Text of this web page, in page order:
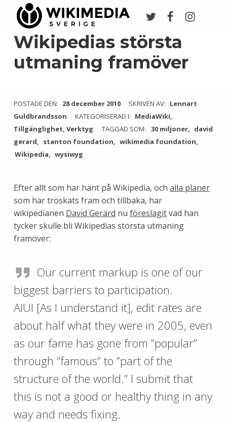
Wikipedias största
utmaning framöver
POSTADE DEN: 28 december 2010 SKRIVEN AV: Lennart
Guldbrandsson
KATEGORISERAD I: MediaWiki,
Tillgänglighet, Verktyg TAGGAD SOM: 30 miljoner
david
gerard
stanton foundation
wikimedia foundation
Wikipedia
wysiwyg
Efter allt som har hänt på Wikipedia, och alla planer
som har tröskats fram och tillbaka, har
wikipedianen David Gerard nu föreslagitvad han
tycker skulle bli Wikipedias största utmaning
framöver:
Our current markup is one of our
biggest barriers to participation.
AIUI [As I understand it], edit rates are
about half what they were in 2005, even
as our fame has gone from ”popular”
through ”famous” to ”part of the
structure of the world.” I submit that
this is not a good or healthy thing in any
way and needs fixing.